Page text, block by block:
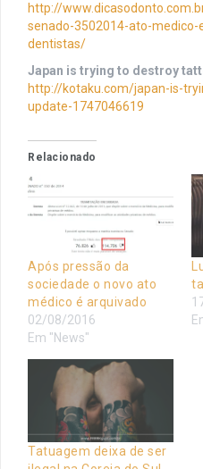
http://
senado-3502014-ato-
dentistas/
Japan is trying to destroy
http://kotaku.com/japan-is-
update-1747046619
Relacionado
Após pressão da
sociedade o novo ato
médico é arquivado
02/08/2016
Em "News"
Tatuagem deixa de ser